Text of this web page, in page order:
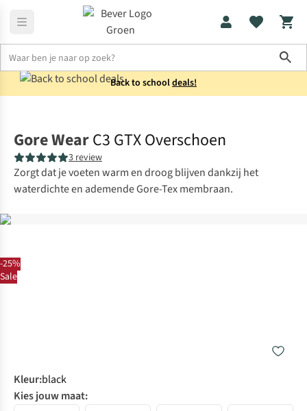
Back to schooldeals!
-25%
Sale
Gore WearC3 GTX Overschoen
3 review
Zorgt dat je voeten warm en droog blijven dankzij het
waterdichte en ademende Gore-Tex membraan.
Kleur:black
Kies jouw maat: